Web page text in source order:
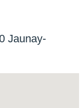
Jaunay-